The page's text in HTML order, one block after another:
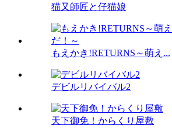
猫又師匠と仔猫娘
もえかき!RETURNS～萌え...
デビルリバイバル2
天下御免！からくり屋敷